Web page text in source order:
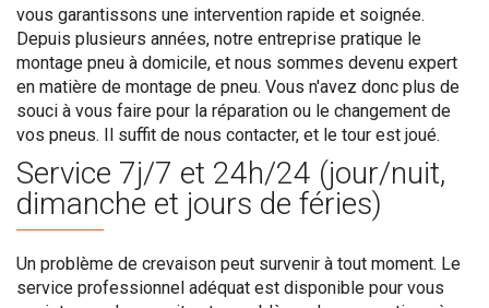
vous garantissons une intervention rapide et soignée.
Depuis plusieurs années, notre entreprise pratique le
montage pneu à domicile, et nous sommes devenu expert
en matière de montage de pneu. Vous n'avez donc plus de
souci à vous faire pour la réparation ou le changement de
vos pneus. Il suffit de nous contacter, et le tour est joué.
Service 7j/7 et 24h/24 (jour/nuit,
dimanche et jours de féries)
Un problème de crevaison peut survenir à tout moment. Le
service professionnel adéquat est disponible pour vous